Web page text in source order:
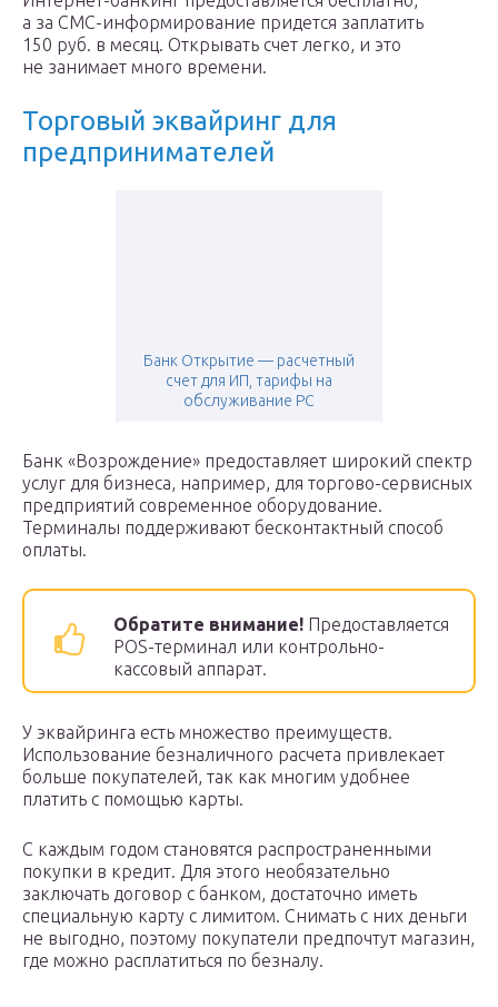
а за СМС-информирование придется заплатить
150 руб. в месяц. Открывать счет легко, и это
не занимает много времени.
Торговый эквайринг для
предпринимателей
Банк Открытие — расчетный
счет для ИП, тарифы на
обслуживание РС
Банк «Возрождение» предоставляет широкий спектр
услуг для бизнеса, например, для торгово-сервисных
предприятий современное оборудование.
Терминалы поддерживают бесконтактный способ
оплаты.
Обратите внимание! Предоставляется
POS-терминал или контрольно-
кассовый аппарат.
У эквайринга есть множество преимуществ.
Использование безналичного расчета привлекает
больше покупателей, так как многим удобнее
платить с помощью карты.
С каждым годом становятся распространенными
покупки в кредит. Для этого необязательно
заключать договор с банком, достаточно иметь
специальную карту с лимитом. Снимать с них деньги
не выгодно, поэтому покупатели предпочтут магазин,
где можно расплатиться по безналу.